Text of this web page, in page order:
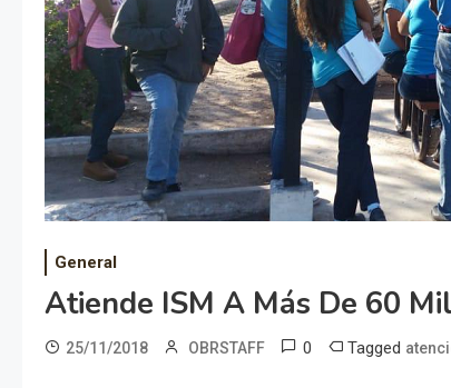
General
Atiende ISM A Más De 60
25/11/2018 OBRSTAFF 0 Tagged